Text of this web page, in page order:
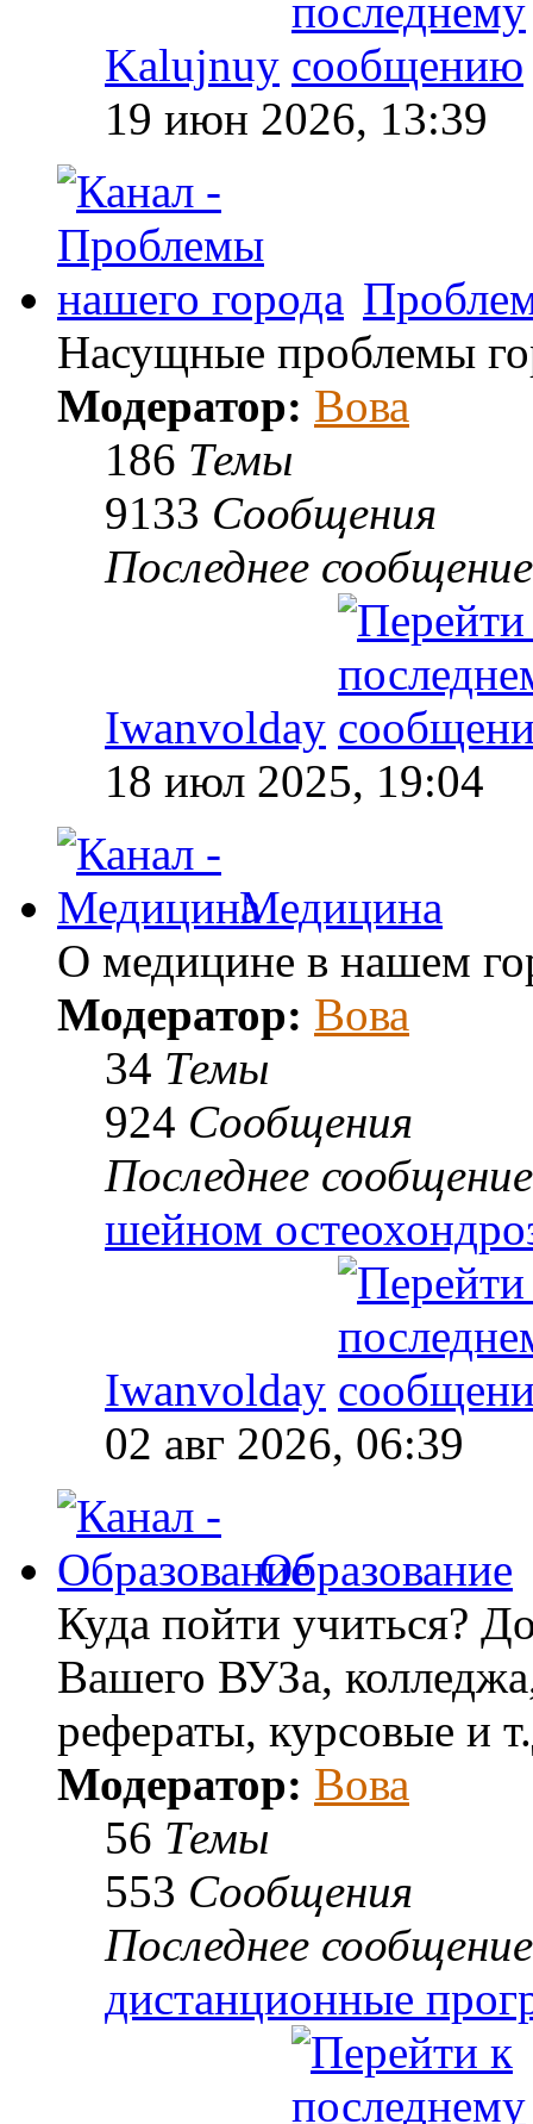
Kalujnuy
19 июн 2026, 13:39
Насущные проблемы
Модератор: Вова
186 Темы
9133 Сообщения
Последнее сообщение
Iwanvolday
18 июл 2025, 19:04
Медицина
О медицине в нашем
Модератор: Вова
34 Темы
924 Сообщения
Последнее сообщение
шейном
Iwanvolday
02 авг 2026, 06:39
Образование
Куда пойти учиться?
Вашего ВУЗа,
рефераты, курсовые и
Модератор: Вова
56 Темы
553 Сообщения
Последнее сообщение
дистанционные